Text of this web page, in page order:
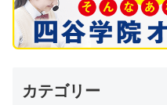
カテゴリー